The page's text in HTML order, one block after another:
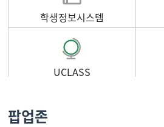
학생정보시스템
UCLASS
팝업존